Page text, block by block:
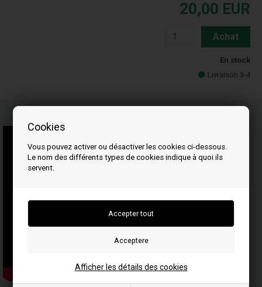
Cookies
Vous pouvez activer ou désactiver les cookies ci-dessous.
Le nom des différents types de cookies indique à quoi ils
servent.
Afficher les détails des cookies
20,00 EUR
Achat
En stock
Livraison 3-4